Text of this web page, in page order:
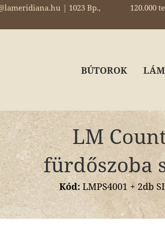
| 1023 Bp.,
120.000
BÚTOROK
LM
fürdőszoba
Kód: LMPS4001 + 2db